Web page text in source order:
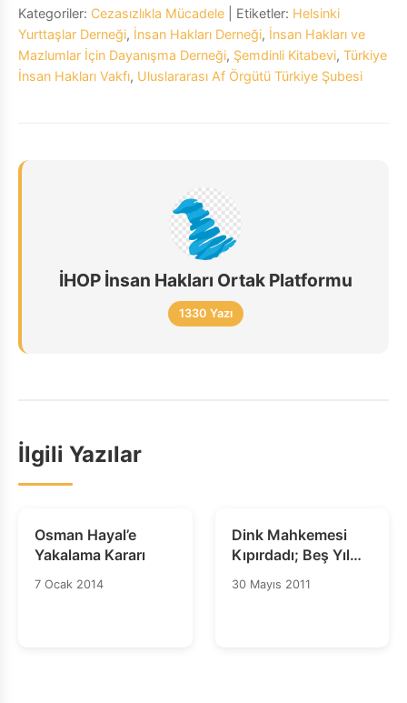
Kategoriler: Cezasızlıkla Mücadele | Etiketler: Helsinki
Yurttaşlar Derneği, İnsan Hakları Derneği, İnsan Hakları ve
Mazlumlar İçin Dayanışma Derneği, Şemdinli Kitabevi, Türkiye
İnsan Hakları Vakfı, Uluslararası Af Örgütü Türkiye Şubesi
İHOP İnsan Hakları Ortak Platformu
1330 Yazı
İlgili Yazılar
Osman Hayal’e
Yakalama Kararı
7 Ocak 2014
Dink Mahkemesi
Kıpırdadı; Beş Yıl
Sonra…
30 Mayıs 2011